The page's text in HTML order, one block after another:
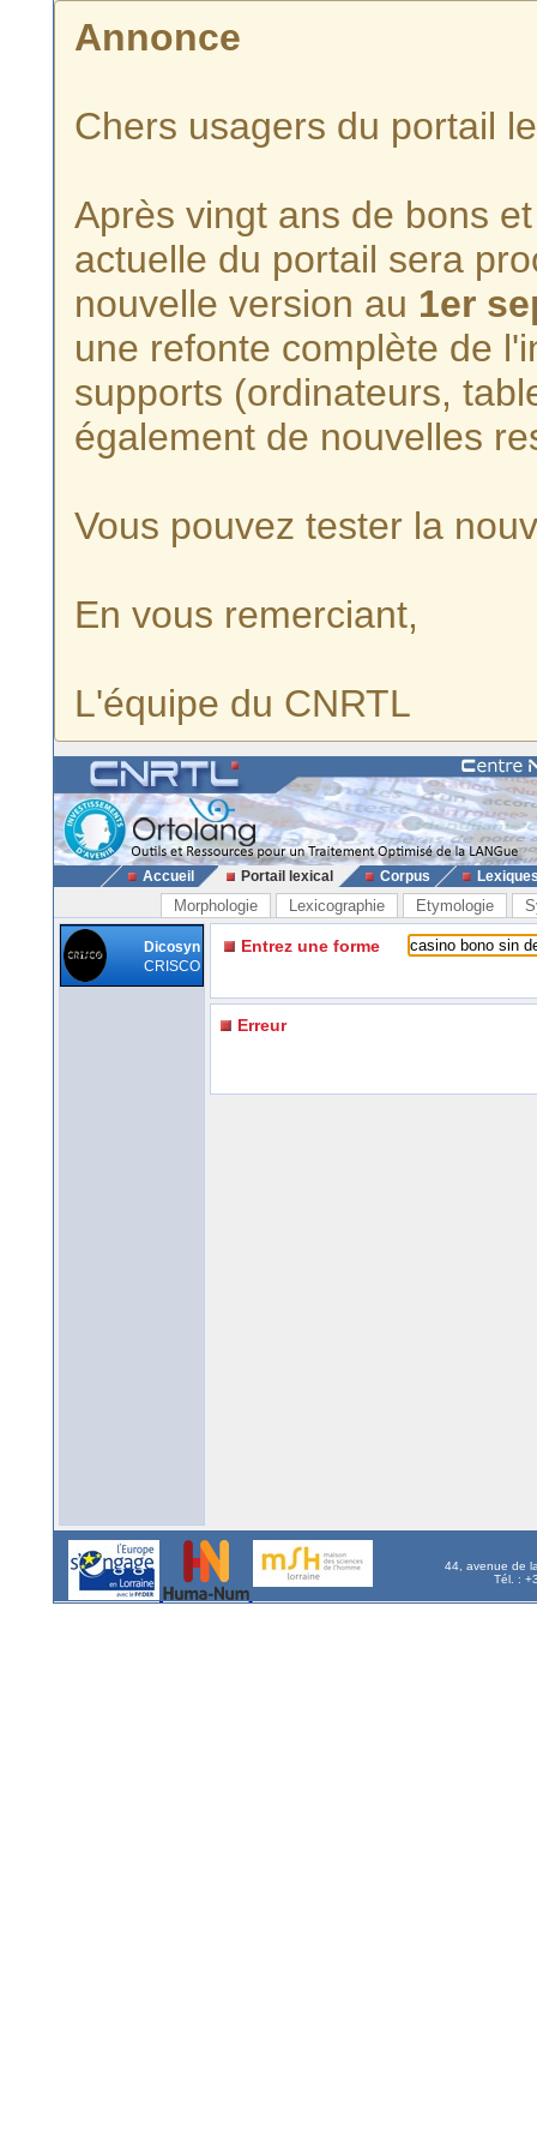
Annonce
Chers usagers du portail
Après vingt ans de bons
actuelle du portail sera
nouvelle version au 1er
une refonte complète de
supports (ordinateurs,
également de nouvelles
Vous pouvez tester la
En vous remerciant,
L'équipe du CNRTL
Accueil Portail lexical Corpus
Morphologie Lexicographie Etymologie
Dicosyn
CRISCO
Entrez une forme
Erreur
44, avenue de
Tél. :